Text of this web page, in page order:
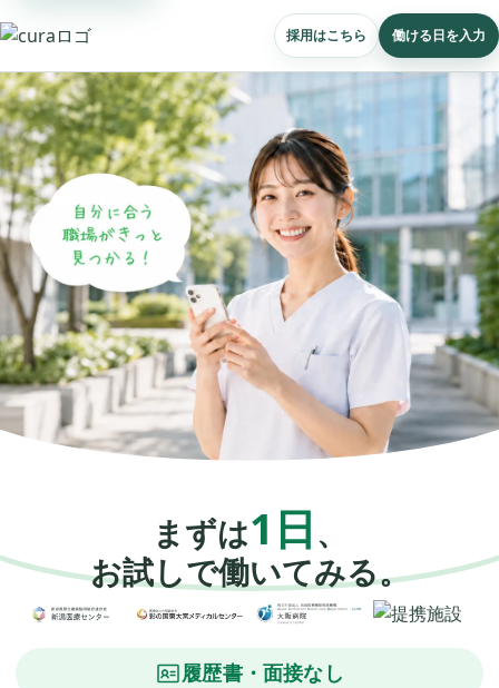
採用はこちら 働ける日を入力
まずは1日、
お試しで働いてみる。
履歴書・面接なし